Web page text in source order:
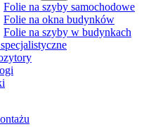
Folie na szyby samochodowe
Folie na okna budynków
Folie na szyby w budynkach